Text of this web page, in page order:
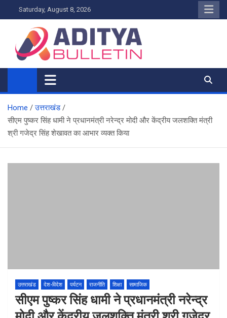
to
Saturday, August 8, 2026
Home
उत्तराखंड
सीएम पुष्कर सिंह धामी ने प्रधानमंत्री नरेन्द्र मोदी और केंद्रीय जलशक्ति मंत्री
श्री गजेद्र सिंह शेखावत का आभार व्यक्त किया
उत्तराखंड देश-विदेश पर्यटन राजनीति शिक्षा सामाजिक
सीएम पुष्कर सिंह धामी ने प्रधानमंत्री नरेन्द्र